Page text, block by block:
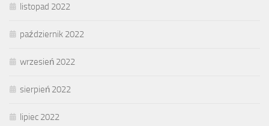
listopad 2022
październik 2022
wrzesień 2022
sierpień 2022
lipiec 2022